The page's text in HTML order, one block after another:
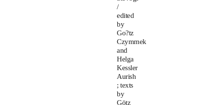
/
edited
by
Go?tz
Czymmek
and
Helga
Kessler
Aurish
; texts
by
Götz